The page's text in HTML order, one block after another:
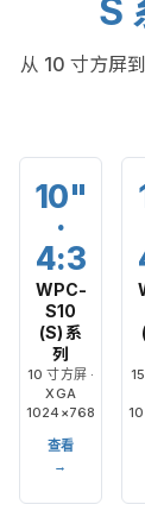
S
从 10 寸方屏
10"
·
4:3
WPC-
S10
(S) 系
列
10 寸方屏 ·
XGA
1024×768
查看
→